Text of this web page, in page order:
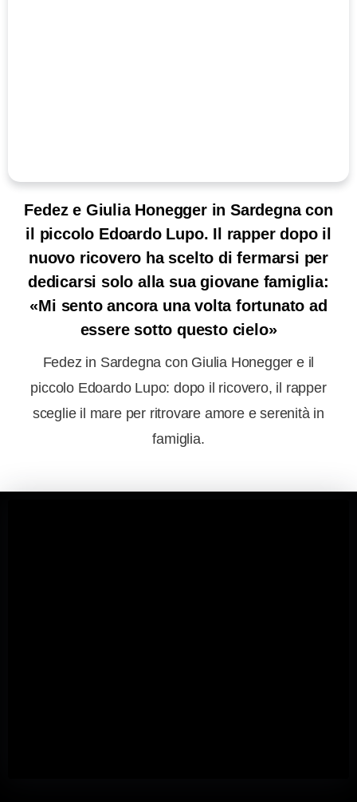
Fedez e Giulia Honegger in Sardegna con
il piccolo Edoardo Lupo. Il rapper dopo il
nuovo ricovero ha scelto di fermarsi per
dedicarsi solo alla sua giovane famiglia:
«Mi sento ancora una volta fortunato ad
essere sotto questo cielo»
Fedez in Sardegna con Giulia Honegger e il
piccolo Edoardo Lupo: dopo il ricovero, il rapper
sceglie il mare per ritrovare amore e serenità in
famiglia.